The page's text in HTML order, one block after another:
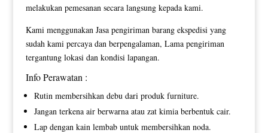
melakukan pemesanan secara langsung kepada kami.
Kami menggunakan Jasa pengiriman barang ekspedisi yang
sudah kami percaya dan berpengalaman, Lama pengiriman
tergantung lokasi dan kondisi lapangan.
Info Perawatan :
Rutin membersihkan debu dari produk furniture.
Jangan terkena air berwarna atau zat kimia berbentuk cair.
Lap dengan kain lembab untuk membersihkan noda.